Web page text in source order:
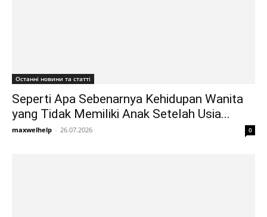
Останні новини та статті
Seperti Apa Sebenarnya Kehidupan Wanita
yang Tidak Memiliki Anak Setelah Usia...
maxwelhelp - 26.07.2026 0